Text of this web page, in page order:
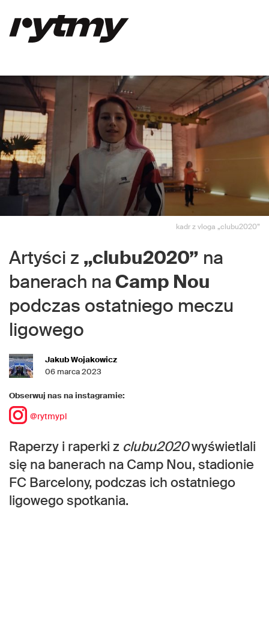
kadr z vloga „clubu2020”
Artyści z „clubu2020” na
banerach naCamp Nou
podczas ostatniego meczu
ligowego
Jakub Wojakowicz
06 marca 2023
Obserwuj nas na instagramie:
@rytmypl
Raperzy i raperki z clubu2020wyświetlali
się na banerach na Camp Nou, stadionie
FC Barcelony, podczas ich ostatniego
ligowego spotkania.